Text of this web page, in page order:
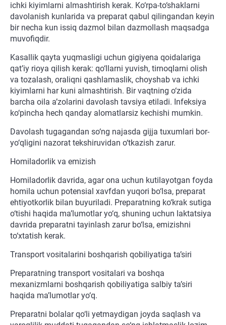
ichki kiyimlarni almashtirish kerak. Ko‘rpa-to‘shaklarni
davolanish kunlarida va preparat qabul qilingandan keyin
bir necha kun issiq dazmol bilan dazmollash maqsadga
muvofiqdir.
Kasallik qayta yuqmasligi uchun gigiyena qoidalariga
qat’iy rioya qilish kerak: qo‘llarni yuvish, tirnoqlarni olish
va tozalash, oraliqni qashlamaslik, choyshab va ichki
kiyimlarni har kuni almashtirish. Bir vaqtning o‘zida
barcha oila a’zolarini davolash tavsiya etiladi. Infeksiya
ko‘pincha hech qanday alomatlarsiz kechishi mumkin.
Davolash tugagandan so‘ng najasda gijja tuxumlari bor-
yo‘qligini nazorat tekshiruvidan o‘tkazish zarur.
Homiladorlik va emizish
Homiladorlik davrida, agar ona uchun kutilayotgan foyda
homila uchun potensial xavfdan yuqori bo‘lsa, preparat
ehtiyotkorlik bilan buyuriladi. Preparatning ko‘krak sutiga
o‘tishi haqida ma’lumotlar yo‘q, shuning uchun laktatsiya
davrida preparatni tayinlash zarur bo‘lsa, emizishni
to‘xtatish kerak.
Transport vositalarini boshqarish qobiliyatiga ta’siri
Preparatning transport vositalari va boshqa
mexanizmlarni boshqarish qobiliyatiga salbiy ta’siri
haqida ma’lumotlar yo‘q.
Preparatni bolalar qo‘li yetmaydigan joyda saqlash va